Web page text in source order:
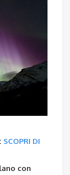
SCOPRI DI
con